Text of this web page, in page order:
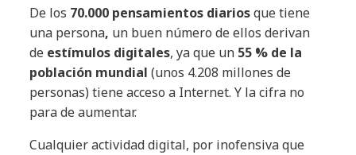
De los 70.000 pensamientos diariosque tiene
una persona, un buen número de ellos derivan
de estímulos digitales, ya que un 55 % de la
población mundial (unos 4.208 millones de
personas) tiene acceso a Internet. Y la cifra no
para de aumentar.
Cualquier actividad digital, por inofensiva que